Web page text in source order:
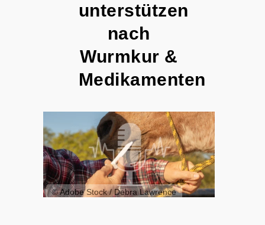
unterstützen
nach
Wurmkur &
Medikamenten
© Adobe Stock / Debra Lawrence